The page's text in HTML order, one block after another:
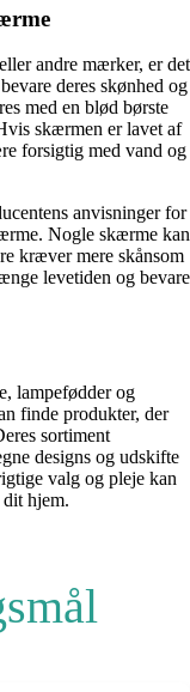
andre mærker, er det
deres skønhed og
med en blød børste
skærmen er lavet af
forsigtig med vand og
anvisninger for
Nogle skærme kan
kræver mere skånsom
levetiden og bevare
lampefødder og
finde produkter, der
sortiment
designs og udskifte
valg og pleje kan
hjem.